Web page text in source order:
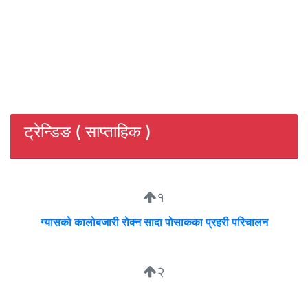
ट्रेन्डिङ ( साप्ताहिक )
१
ग्यासको कालोबजारी रोक्न सादा पोसाकका प्रहरी परिचालन
२